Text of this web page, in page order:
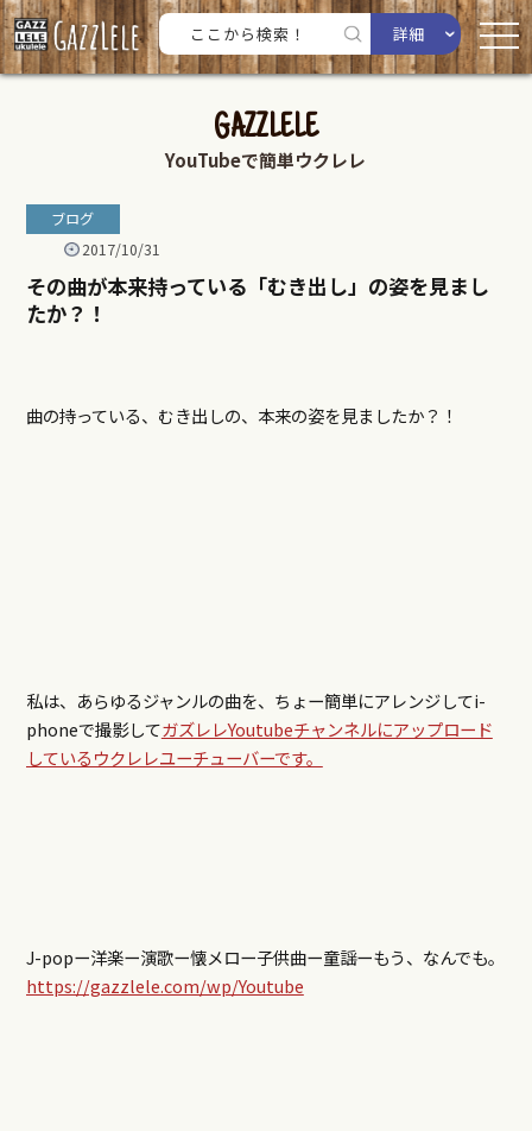
詳細
GAZZLELE
YouTubeで簡単ウクレレ
ブログ
2017/10/31
その曲が本来持っている「むき出し」の姿を見まし
たか？！
曲の持っている、むき出しの、本来の姿を見ましたか？！
私は、あらゆるジャンルの曲を、ちょー簡単にアレンジしてi-
phoneで撮影してガズレレYoutubeチャンネルにアップロード
しているウクレレユーチューバーです。
J-popー洋楽ー演歌ー懐メロー子供曲ー童謡ーもう、なんでも。
https://gazzlele.com/wp/Youtube